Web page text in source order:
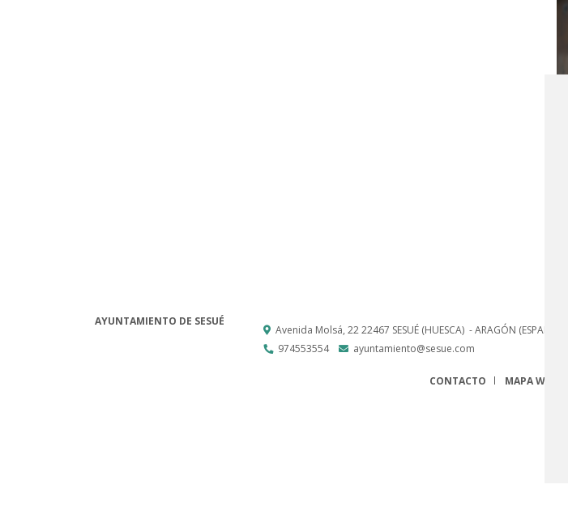
AYUNTAMIENTO DE SESUÉ
Avenida Molsá, 2222467 SESUÉ (HUESCA) - ARAGÓN (ESPAÑA)
974553554
ayuntamiento@sesue.com
CONTACTO MAPA WEB